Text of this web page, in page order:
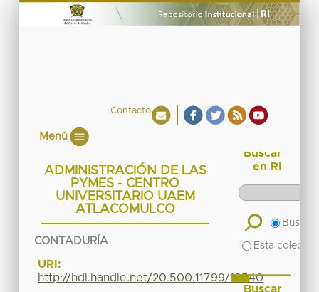
Contacto
Menú
ADMINISTRACIÓN DE LAS
PYMES - CENTRO
UNIVERSITARIO UAEM
ATLACOMULCO
CONTADURÍA
URI:
http://hdl.handle.net/20.500.11799/18540
Buscar
en RI
Buscar
Esta
Buscar